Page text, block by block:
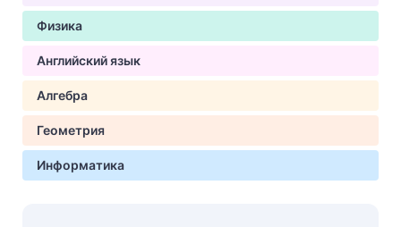
Физика
Английский язык
Алгебра
Геометрия
Информатика